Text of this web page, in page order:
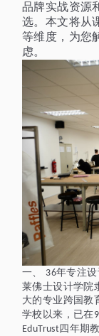
品牌实战资源
选。本文将从
等维度，为您
虑。
一、 36年专注
莱佛士设计学院
大的专业跨国教
学校以来，已在9
EduTrust四年期